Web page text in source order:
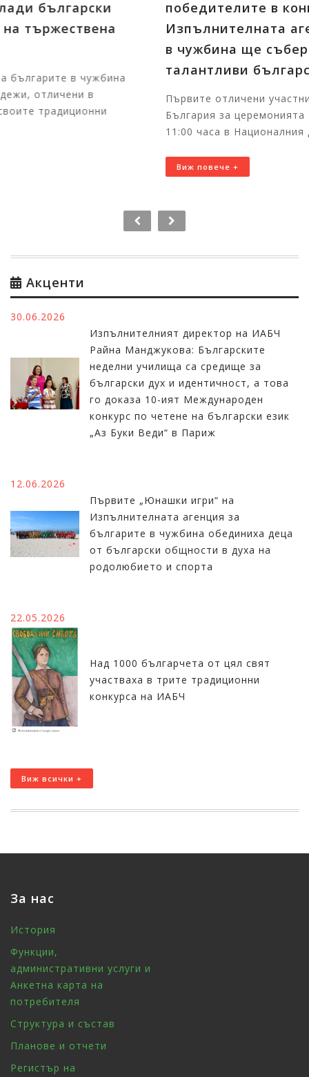
победителите в конкурсите на
Изпълнителната агенция за българите
в чужбина ще събере в София
талантливи български деца от цял свят
Първите отличени участници вече пристигнаха в
България за церемонията На 7 август 2026 г. от
11:00 часа в Националния дворец на децата щ...
Акценти
30.06.2026
Изпълнителният директор на ИАБЧ
Райна Манджукова: Българските
неделни училища са средище за
български дух и идентичност, а това
го доказа 10-ият Международен
конкурс по четене на български език
„Аз Буки Веди“ в Париж
12.06.2026
Първите „Юнашки игри“ на
Изпълнителната агенция за
българите в чужбина обединиха деца
от български общности в духа на
родолюбието и спорта
22.05.2026
Над 1000 българчета от цял свят
участваха в трите традиционни
конкурса на ИАБЧ
Виж всички +
За нас
История
Функции,
административни услуги и
Анкетна карта на
потребителя
Структура и състав
Планове и отчети
Регистър на